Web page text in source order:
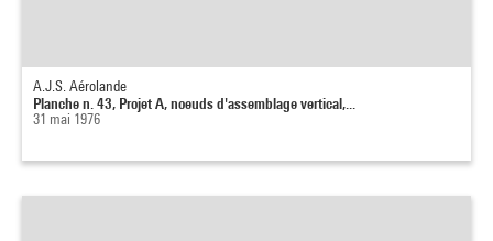
A.J.S. Aérolande
Planche n. 43, Projet A, noeuds d'assemblage vertical,...
31 mai 1976